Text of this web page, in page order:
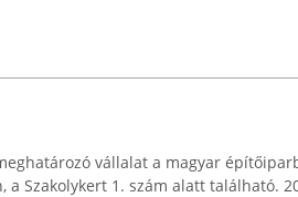
vállalat a magyar
a Szakolykert 1. szám alatt található.